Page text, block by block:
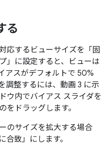
る
応するビューサイズを「固
」に設定すると、ビューは
アスがデフォルトで 50%
調整するには、動画 3 に示
ウ内でバイアス スライダを
をドラッグします。
のサイズを拡大する場合
合致」にします。